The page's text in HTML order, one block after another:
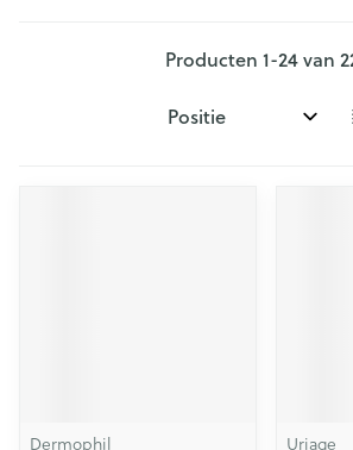
Producten 1-24van
Sorteer op:
Dermophil
Uriage